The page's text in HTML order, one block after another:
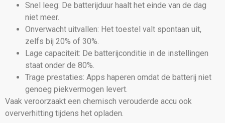
Snel leeg: De batterijduur haalt het einde van de dag
niet meer.
Onverwacht uitvallen: Het toestel valt spontaan uit,
zelfs bij 20% of 30%.
Lage capaciteit: De batterijconditie in de instellingen
staat onder de 80%.
Trage prestaties: Apps haperen omdat de batterij niet
genoeg piekvermogen levert.
Vaak veroorzaakt een chemisch verouderde accu ook
oververhitting tijdens het opladen.